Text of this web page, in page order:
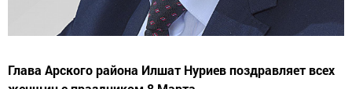
женщин с праздником 8 Марта.